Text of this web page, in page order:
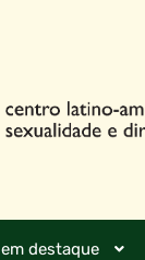
em destaque